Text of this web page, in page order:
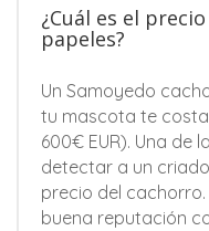
¿Cuál es el
papeles?
Un Samoyedo
tu mascota te
600€ EUR). Una de
detectar a un
precio del
buena reputación